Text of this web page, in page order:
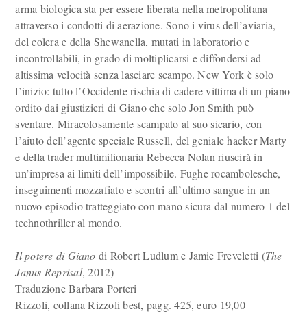
arma biologica sta per essere liberata nella metropolitana
attraverso i condotti di aerazione. Sono i virus dell’aviaria,
del colera e della Shewanella, mutati in laboratorio e
incontrollabili, in grado di moltiplicarsi e diffondersi ad
altissima velocità senza lasciare scampo. New York è solo
l’inizio: tutto l’Occidente rischia di cadere vittima di un piano
ordito dai giustizieri di Giano che solo Jon Smith può
sventare. Miracolosamente scampato al suo sicario, con
l’aiuto dell’agente speciale Russell, del geniale hacker Marty
e della trader multimilionaria Rebecca Nolan riuscirà in
un’impresa ai limiti dell’impossibile. Fughe rocambolesche,
inseguimenti mozzafiato e scontri all’ultimo sangue in un
nuovo episodio tratteggiato con mano sicura dal numero 1 del
technothriller al mondo.
Il potere di Giano di Robert Ludlum e Jamie Freveletti (The
Janus Reprisal, 2012)
Traduzione Barbara Porteri
Rizzoli, collana Rizzoli best, pagg. 425, euro 19,00